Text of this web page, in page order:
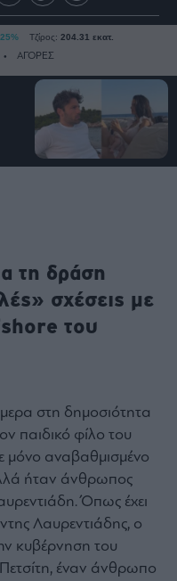
Τζίρος: 204.31 εκατ.
ΑΓΟΡΕΣ
τη δράση
σχέσεις με
του
στη δημοσιότητα
παιδικό φίλο του
μόνο αναβαθμισμένο
ήταν άνθρωπος
Όπως έχει
Λαυρεντιάδης, ο
κυβέρνηση του
έναν άνθρωπο